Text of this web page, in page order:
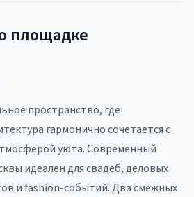
площадке
пространство, где
гармонично сочетается с
уюта. Современный
идеален для свадеб, деловых
и fashion-событий. Два смежных